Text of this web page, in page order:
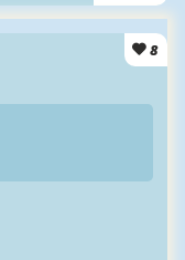
8